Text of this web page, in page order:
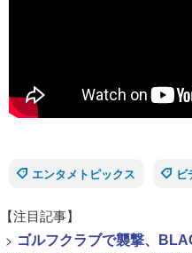
エンタメトピックス
ビ
【注目記事】
> ゴルフクラブで襲撃、